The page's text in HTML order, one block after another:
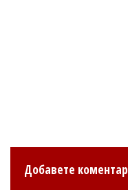
Добавете коментар